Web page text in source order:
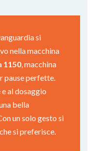
si
nella macchina
1150, macchina
pause perfette.
al dosaggio
bella
un solo gesto si
si preferisce.